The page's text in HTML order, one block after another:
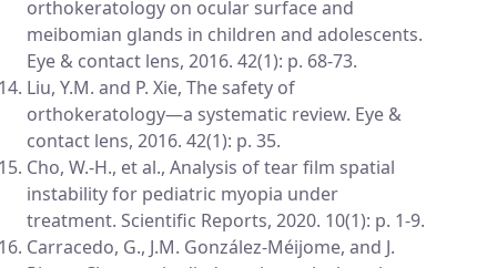
orthokeratology on ocular surface and
meibomian glands in children and adolescents.
Eye & contact lens, 2016. 42(1): p. 68-73.
Liu, Y.M. and P. Xie, The safety of
orthokeratology—a systematic review. Eye &
contact lens, 2016. 42(1): p. 35.
Cho, W.-H., et al., Analysis of tear film spatial
instability for pediatric myopia under
treatment. Scientific Reports, 2020. 10(1): p. 1-9.
Carracedo, G., J.M. González-Méijome, and J.